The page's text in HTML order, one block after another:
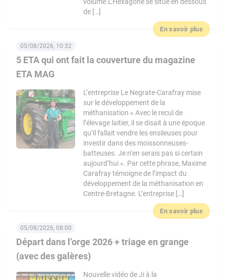
de […]
En savoir plus
5 ETA qui ont fait la couverture du magazine
ETA MAG
05/08/2026, 10:32
L’entreprise Le Negrate-Carafray mise
sur le développement de la
méthanisation « Avec le recul de
l’élevage laitier, il se disait à une époque
qu’il fallait vendre les ensileuses pour
investir dans des moissonneuses-
batteuses. Je n’en serais pas si certain
aujourd’hui ». Par cette phrase, Maxime
Carafray témoigne de l’impact du
développement de la méthanisation en
Centre-Bretagne. L’entreprise […]
En savoir plus
Départ dans l’orge 2026 + triage en grange
(avec des galères)
05/08/2026, 08:00
Nouvelle vidéo de Ji à la